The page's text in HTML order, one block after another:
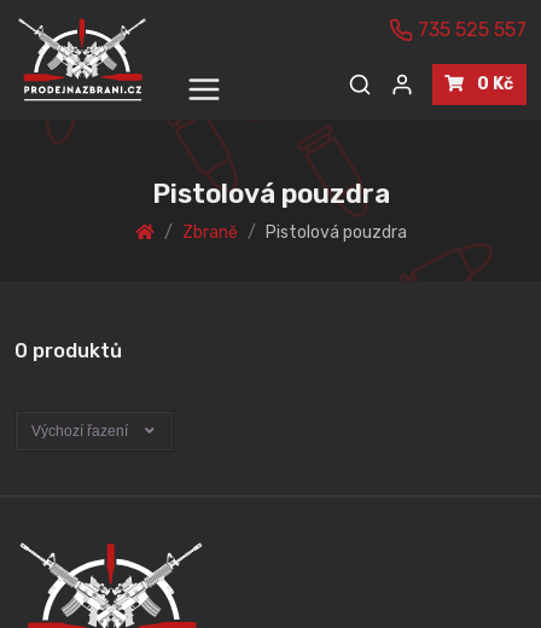
735 525 557
0 Kč
Pistolová pouzdra
Zbraně Pistolová pouzdra
0 produktů
Výchozí řazení